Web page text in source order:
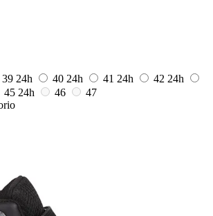
39 24h 40 24h 41 24h 42 24h
45 24h 46
47